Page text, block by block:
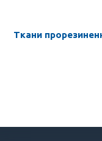
Ткани